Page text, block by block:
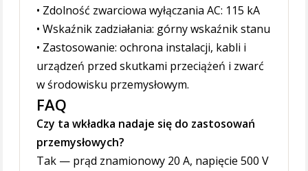
• Zdolność zwarciowa wyłączania AC: 115 kA
• Wskaźnik zadziałania: górny wskaźnik stanu
• Zastosowanie: ochrona instalacji, kabli i
urządzeń przed skutkami przeciążeń i zwarć
w środowisku przemysłowym.
FAQ
Czy ta wkładka nadaje się do zastosowań
przemysłowych?
Tak — prąd znamionowy 20 A, napięcie 500 V